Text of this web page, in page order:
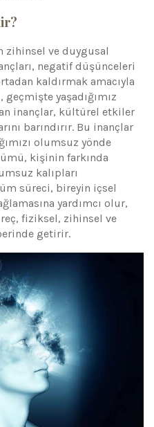
zihinsel ve duygusal
negatif düşünceleri
kaldırmak amacıyla
yaşadığımız
inançlar, kültürel etkiler
barındırır. Bu inançlar
olumsuz yönde
kişinin farkında
kalıpları
süreci, bireyin içsel
yardımcı olur,
fiziksel, zihinsel ve
getirir.